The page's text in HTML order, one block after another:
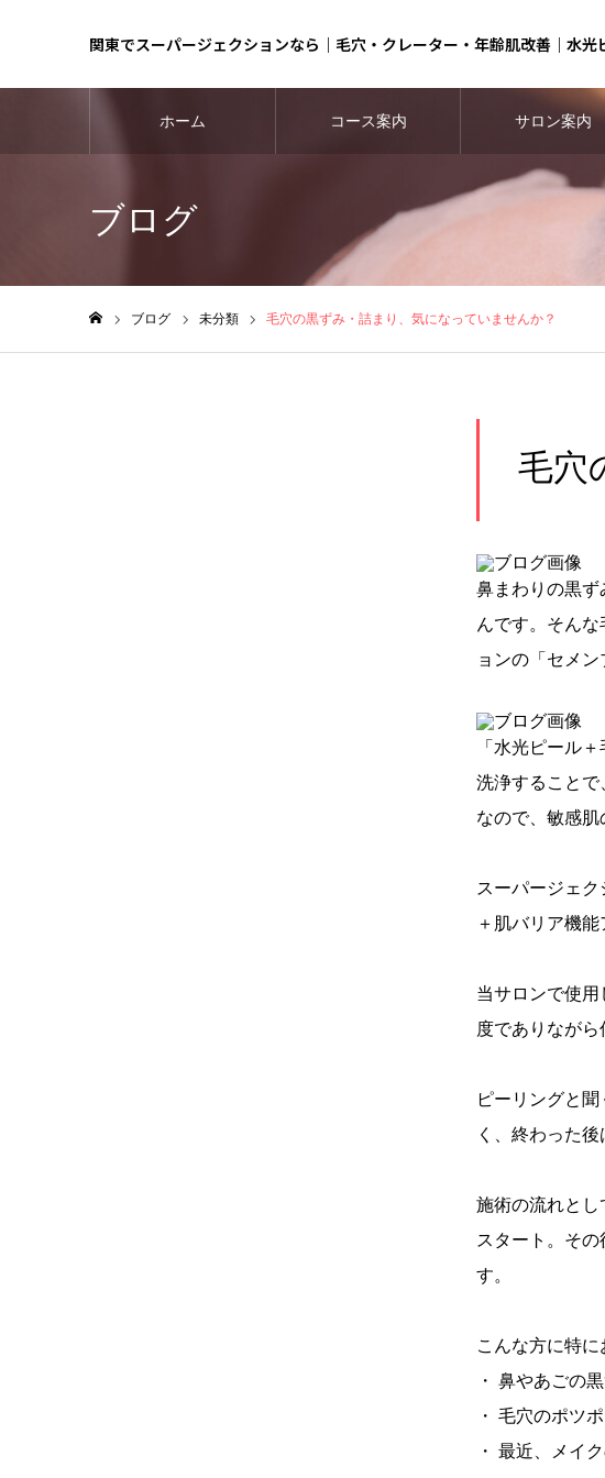
関東でスーパージェクションなら｜毛穴・クレーター・年齢肌改善｜水光
ホーム コース案内 サロン案内
ブログ
ブログ 未分類 毛穴の黒ずみ・詰まり、気になっていませんか？
毛穴
鼻まわりの黒
んです。そん
ョンの「セメン
「水光ピール
洗浄すること
なので、敏感肌
スーパージェ
＋肌バリア機
当サロンで使
度でありながら
ピーリングと
く、終わった
施術の流れと
スタート。そ
す。
こんな方に特に
・ 鼻やあごの
・ 毛穴のポツ
・ 最近、メイ